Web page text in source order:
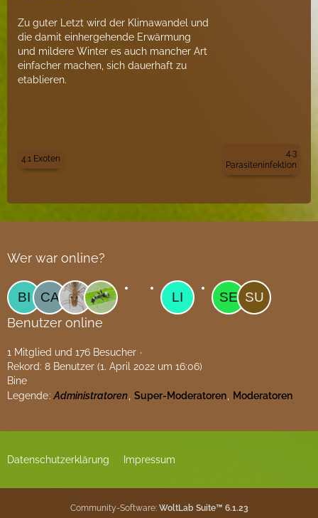
Zu guter Letzt wird der Klimawandel und
die damit einhergehende Erwärmung
und mildere Winter es auch mancher Art
einfacher machen, sich dauerhaft zu
etablieren.
4.1 Exoten
4.3
Parasiteninfektion
Wer war online?
Benutzer online
1 Mitglied und 176 Besucher
Rekord: 8 Benutzer (1. April 2022 um 16:06)
Bine
Legende Administratoren Super-Moderatoren Moderatoren
Datenschutzerklärung Impressum
Community-Software: WoltLab Suite™ 6.1.23